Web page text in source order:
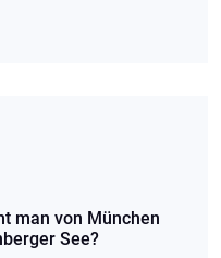
man von München
See?